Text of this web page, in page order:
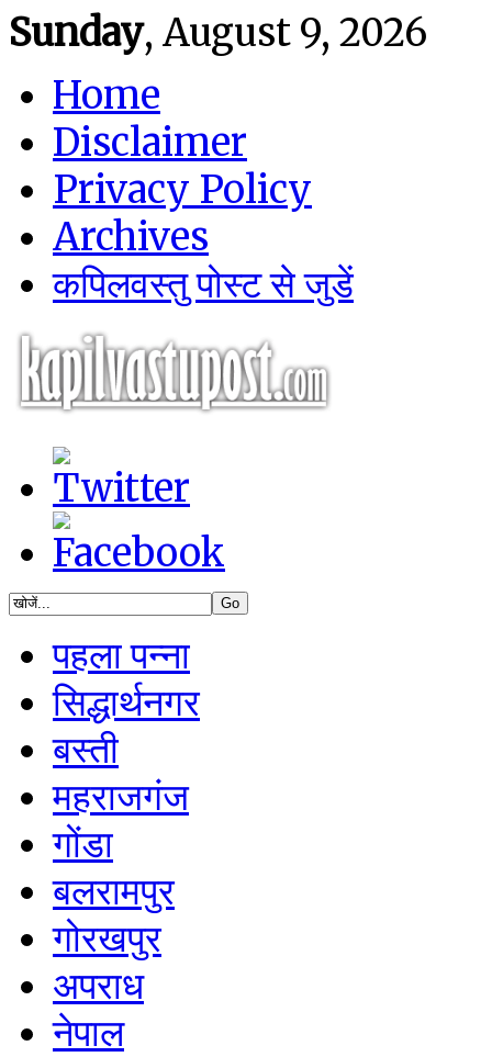
Sunday, August 9, 2026
Home
Disclaimer
Privacy Policy
Archives
कपिलवस्तु पोस्ट से जुडें
पहला पन्ना
सिद्धार्थनगर
बस्ती
महराजगंज
गोंडा
बलरामपुर
गोरखपुर
अपराध
नेपाल